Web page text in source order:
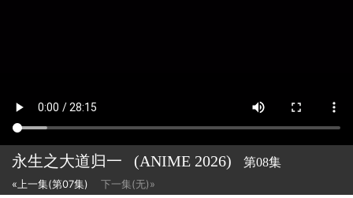
永生之大道归一 (ANIME 2026) 第08集
«上一集(第07集) 下一集(无)»